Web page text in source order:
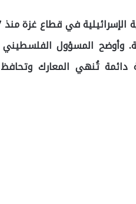
وأوضح المسؤول الفلسطيني
تُنهي المعارك